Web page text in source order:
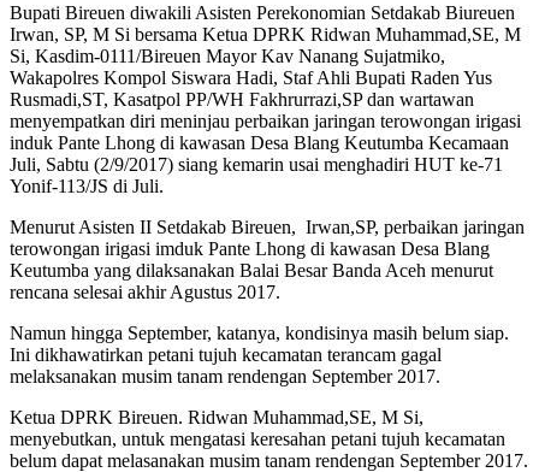
Bupati Bireuen diwakili Asisten Perekonomian Setdakab Biureuen
Irwan, SP, M Si bersama Ketua DPRK Ridwan Muhammad,SE, M
Si, Kasdim-0111/Bireuen Mayor Kav Nanang Sujatmiko,
Wakapolres Kompol Siswara Hadi, Staf Ahli Bupati Raden Yus
Rusmadi,ST, Kasatpol PP/WH Fakhrurrazi,SP dan wartawan
menyempatkan diri meninjau perbaikan jaringan terowongan irigasi
induk Pante Lhong di kawasan Desa Blang Keutumba Kecamaan
Juli, Sabtu (2/9/2017) siang kemarin usai menghadiri HUT ke-71
Yonif-113/JS di Juli.
Menurut Asisten II Setdakab Bireuen, Irwan,SP, perbaikan jaringan
terowongan irigasi imduk Pante Lhong di kawasan Desa Blang
Keutumba yang dilaksanakan Balai Besar Banda Aceh menurut
rencana selesai akhir Agustus 2017.
Namun hingga September, katanya, kondisinya masih belum siap.
Ini dikhawatirkan petani tujuh kecamatan terancam gagal
melaksanakan musim tanam rendengan September 2017.
Ketua DPRK Bireuen. Ridwan Muhammad,SE, M Si,
menyebutkan, untuk mengatasi keresahan petani tujuh kecamatan
belum dapat melasanakan musim tanam rendengan September 2017.